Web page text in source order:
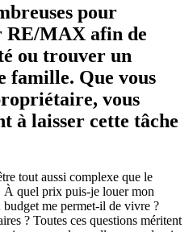
pour
RE/MAX afin de
ou trouver un
famille. Que vous
vous
à laisser cette tâche
tout aussi complexe que le
À quel prix puis-je louer mon
me permet-il de vivre ?
? Toutes ces questions méritent